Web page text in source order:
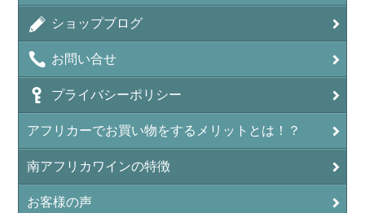
ショップブログ
お問い合せ
プライバシーポリシー
アフリカーでお買い物をするメリットとは！？
南アフリカワインの特徴
お客様の声